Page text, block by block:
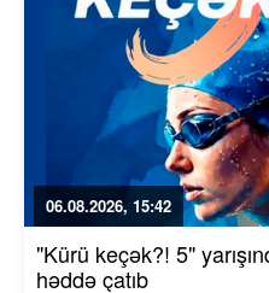
06.08.2026, 15:42
"Kürü keçək?! 5"
həddə çatıb